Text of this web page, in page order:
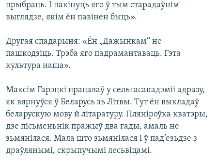
прыбраць. І пакінуць яго ў тым старадаўнім
выглядзе, якім ён павінен быць».
Другая спадарыня: «Ён „Дажынкам“ не
пашкодзіць. Трэба яго падрамантаваць. Гэта
культура наша».
Максім Гарэцкі працаваў у сельгасакадэміі адразу,
як вярнуўся ў Беларусь зь Літвы. Тут ён выкладаў
беларускую мову й літаратуру. Пляніроўка кватэры,
дзе пісьменьнік пражыў два гады, амаль не
зьмянілася. Мала што зьмянілася і ў пад’езьдзе з
драўлянымі, скрыпучымі лесьвіцамі.